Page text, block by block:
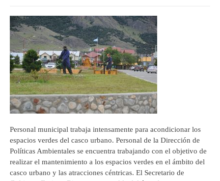
Personal municipal trabaja intensamente para acondicionar los
espacios verdes del casco urbano. Personal de la Dirección de
Políticas Ambientales se encuentra trabajando con el objetivo de
realizar el mantenimiento a los espacios verdes en el ámbito del
casco urbano y las atracciones céntricas. El Secretario de